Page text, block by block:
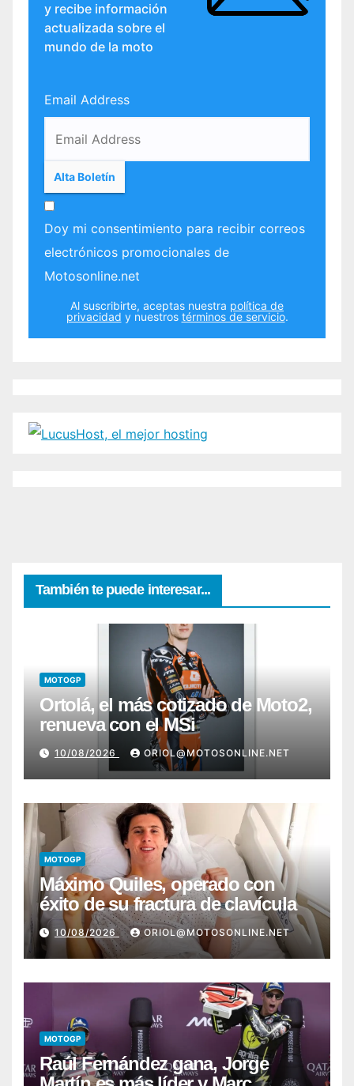
y recibe información
actualizada sobre el
mundo de la moto
Email Address
Doy mi consentimiento para recibir correos
electrónicos promocionales de
Motosonline.net
Al suscribirte, aceptas nuestra política de
privacidad y nuestros términos de servicio.
También te puede interesar...
MOTOGP
Ortolá, el más cotizado de Moto2,
renueva con el MSi
10/08/2026 ORIOL@MOTOSONLINE.NET
MOTOGP
Máximo Quiles, operado con
éxito de su fractura de clavícula
10/08/2026 ORIOL@MOTOSONLINE.NET
MOTOGP
Raúl Fernández gana, Jorge